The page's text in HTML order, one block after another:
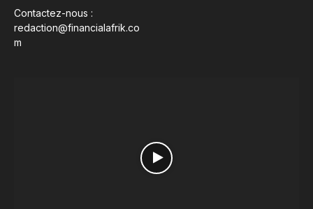
Contactez-nous :
redaction@financialafrik.co
m